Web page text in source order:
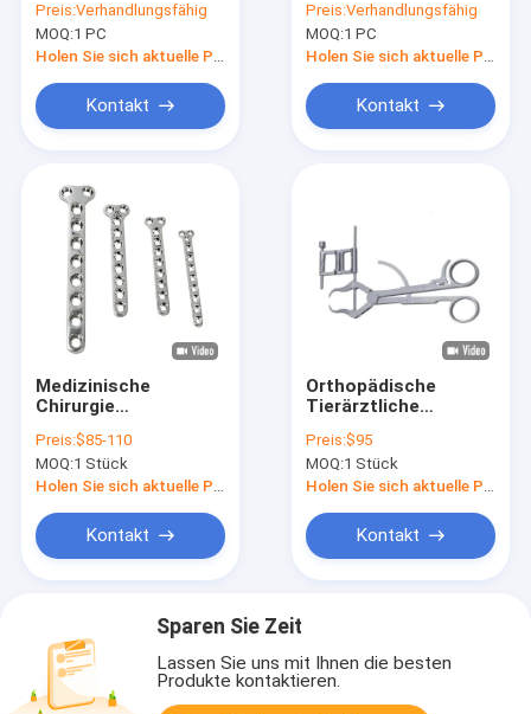
Platten-317L
Preis:Verhandlungsfähig
MOQ:1 PC
Kontakt
Soem-ODM-
Veterinärimplantats-
SS
Preis:Verhandlungsfähig
MOQ:1 PC
Kontakt
Medizinische
Chirurgie
Orthopädie
Knochenplatte Typ T
Preis:$85-110
MOQ:1 Stück
Holen Sie sich aktuelle Preis
Kontakt
Orthopädische
Tierärztliche
zielführende
Reduktionsspangen
Preis:$95
MOQ:1 Stück
Holen Sie sich aktuelle Preis
Kontakt
Sparen Sie Zeit
Lassen Sie uns mit Ihnen die besten
Produkte kontaktieren.